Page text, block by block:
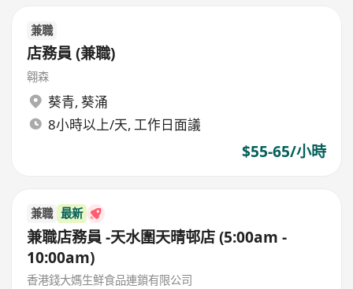
兼職
店務員 (兼職)
翱森
葵青, 葵涌
8小時以上/天, 工作日面議
$55-65/小時
兼職 最新
兼職店務員 -天水圍天晴邨店 (5:00am -
10:00am)
香港錢大媽生鮮食品連鎖有限公司